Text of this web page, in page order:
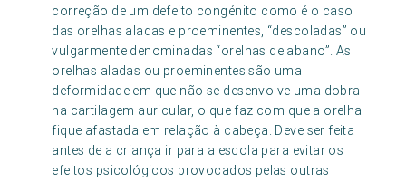
correção de um defeito congénito como é o caso
das orelhas aladas e proeminentes, “descoladas” ou
vulgarmente denominadas “orelhas de abano”. As
orelhas aladas ou proeminentes são uma
deformidade em que não se desenvolve uma dobra
na cartilagem auricular, o que faz com que a orelha
fique afastada em relação à cabeça. Deve ser feita
antes de a criança ir para a escola para evitar os
efeitos psicológicos provocados pelas outras